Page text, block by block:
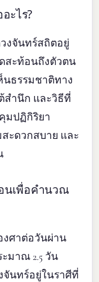
ะไร?
งจันทร์สถิตอยู่
สะท้อนถึงตัวตน
นธรรมชาติทาง
สำนึก และวิธีที่
มปฏิกิริยา
ะดวกสบาย และ
นเพื่อคำนวณ
งศาต่อวันผ่าน
มาณ 2.5 วัน
จันทร์อยู่ในราศีที่